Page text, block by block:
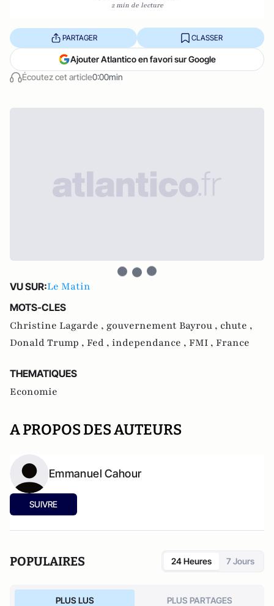
2 min de lecture
Écoutez cet article0:00min
PARTAGER CLASSER
Ajouter Atlantico en favori sur Google
VU SUR:Le Matin
MOTS-CLES
Christine Lagarde , gouvernement Bayrou , chute ,
Donald Trump , Fed , independance , FMI , France
THEMATIQUES
Economie
A PROPOS DES AUTEURS
Emmanuel Cahour
SUIVRE
POPULAIRES 24 Heures 7 Jours
PLUS LUS PLUS PARTAGES